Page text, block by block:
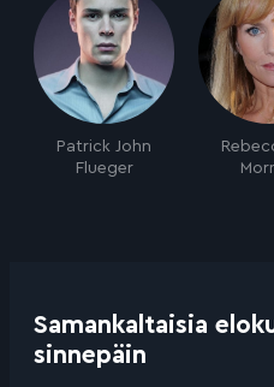
Patrick John
Flueger
Samankaltaisia
sinnepäin